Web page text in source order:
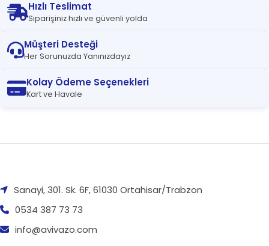
Hızlı Teslimat
Siparişiniz hızlı ve güvenli yolda
Müşteri Desteği
Her Sorunuzda Yanınızdayız
Kolay Ödeme Seçenekleri
Kart ve Havale
Sanayi, 301. Sk. 6F, 61030 Ortahisar/Trabzon
0534 387 73 73
info@avivazo.com